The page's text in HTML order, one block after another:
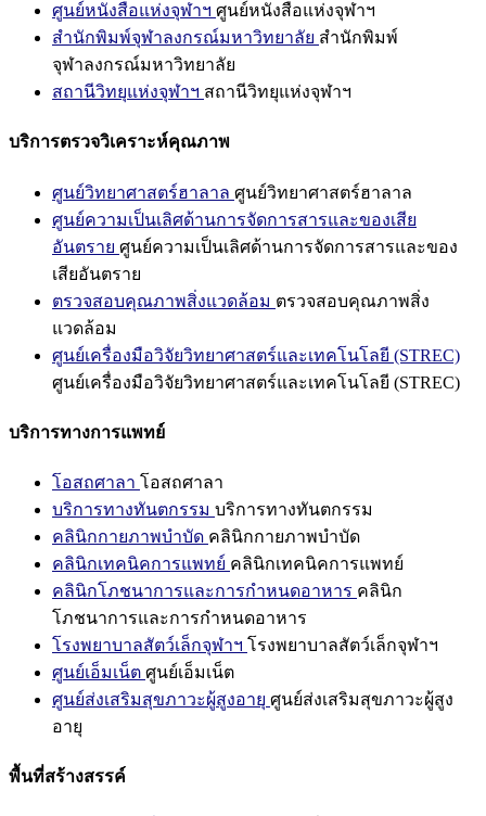
ศูนย์หนังสือแห่งจุฬาฯ ศูนย์หนังสือแห่งจุฬาฯ
สำนักพิมพ์จุฬาลงกรณ์มหาวิทยาลัย สำนักพิมพ์
จุฬาลงกรณ์มหาวิทยาลัย
สถานีวิทยุแห่งจุฬาฯ สถานีวิทยุแห่งจุฬาฯ
บริการตรวจวิเคราะห์คุณภาพ
ศูนย์วิทยาศาสตร์ฮาลาล ศูนย์วิทยาศาสตร์ฮาลาล
ศูนย์ความเป็นเลิศด้านการจัดการสารและของเสีย
อันตราย ศูนย์ความเป็นเลิศด้านการจัดการสารและของ
เสียอันตราย
ตรวจสอบคุณภาพสิ่งแวดล้อม ตรวจสอบคุณภาพสิ่ง
แวดล้อม
ศูนย์เครื่องมือวิจัยวิทยาศาสตร์และเทคโนโลยี (STREC)
ศูนย์เครื่องมือวิจัยวิทยาศาสตร์และเทคโนโลยี (STREC)
บริการทางการแพทย์
โอสถศาลา โอสถศาลา
บริการทางทันตกรรม บริการทางทันตกรรม
คลินิกกายภาพบำบัด คลินิกกายภาพบำบัด
คลินิกเทคนิคการแพทย์ คลินิกเทคนิคการแพทย์
คลินิกโภชนาการและการกำหนดอาหาร คลินิก
โภชนาการและการกำหนดอาหาร
โรงพยาบาลสัตว์เล็กจุฬาฯ โรงพยาบาลสัตว์เล็กจุฬาฯ
ศูนย์เอ็มเน็ต ศูนย์เอ็มเน็ต
ศูนย์ส่งเสริมสุขภาวะผู้สูงอายุ ศูนย์ส่งเสริมสุขภาวะผู้สูง
อายุ
พื้นที่สร้างสรรค์